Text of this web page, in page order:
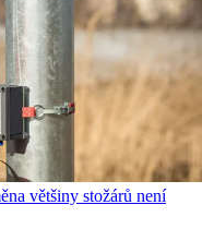
většiny stožárů není